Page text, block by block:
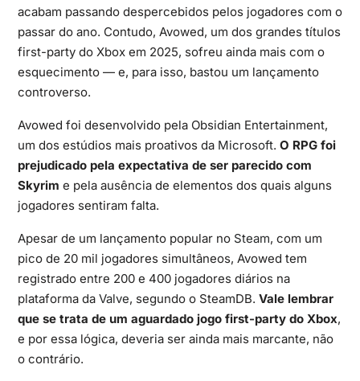
acabam passando despercebidos pelos jogadores com o
passar do ano. Contudo, Avowed, um dos grandes títulos
first-party do Xbox em 2025, sofreu ainda mais com o
esquecimento — e, para isso, bastou um lançamento
controverso.
Avowed foi desenvolvido pela Obsidian Entertainment,
um dos estúdios mais proativos da Microsoft. O RPG foi
prejudicado pela expectativa de ser parecido com
Skyrim e pela ausência de elementos dos quais alguns
jogadores sentiram falta.
Apesar de um lançamento popular no Steam, com um
pico de 20 mil jogadores simultâneos, Avowed tem
registrado entre 200 e 400 jogadores diários na
plataforma da Valve, segundo o SteamDB. Vale lembrar
que se trata de um aguardado jogo first-party do Xbox,
e por essa lógica, deveria ser ainda mais marcante, não
o contrário.